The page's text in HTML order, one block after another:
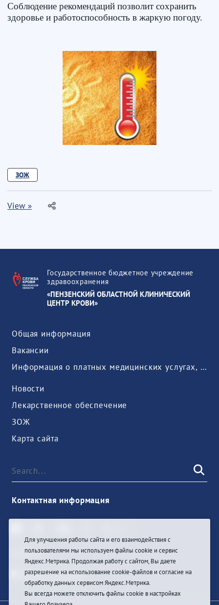
Соблюдение рекомендаций позволит сохранить
здоровье и работоспособность в жаркую погоду.
ЗОЖ
View »
Государственное бюджетное учреждение
здравоохранения
«ПЕНЗЕНСКИЙ ОБЛАСТНОЙ КЛИНИЧЕСКИЙ
ЦЕНТР КРОВИ»
Общая информация
Вакансии
Информация о платных медицинских услугах, предоставляемых медицинской организацией
Новости
Лекарственное обеспечение
ЗОЖ
Карта сайта
Контактная информация
Sign In
Для улучшения работы сайта и его взаимодействия с
пользователями мы используем файлы cookie и сервис
Яндекс.Метрика. Продолжая работу с сайтом, Вы даете
разрешение на использование cookie-файлов и согласие на
обработку данных сервисом Яндекс.Метрика.
Вы всегда можете отключить файлы cookie в настройках